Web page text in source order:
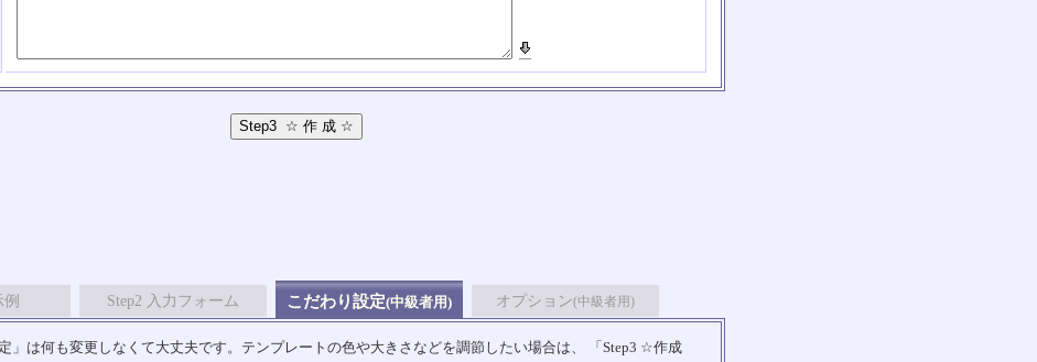
例 Step2 入力フォーム こだわり設定(中級者用) オプション(中級者用)
」は何も変更しなくて大丈夫です。テンプレートの色や大きさなどを調節したい場合は、 「Step3 ☆作成